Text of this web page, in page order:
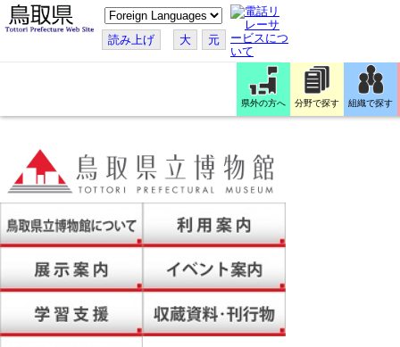
こ
の
ペ
ー
す
読み上げ 大 元
県外の方へ 分野で探す 組織で探す